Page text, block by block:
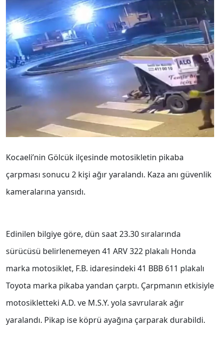
Kocaeli’nin Gölcük ilçesinde motosikletin pikaba
çarpması sonucu 2 kişi ağır yaralandı. Kaza anı güvenlik
kameralarına yansıdı.
Edinilen bilgiye göre, dün saat 23.30 sıralarında
sürücüsü belirlenemeyen 41 ARV 322 plakalı Honda
marka motosiklet, F.B. idaresindeki 41 BBB 611 plakalı
Toyota marka pikaba yandan çarptı. Çarpmanın etkisiyle
motosikletteki A.D. ve M.S.Y. yola savrularak ağır
yaralandı. Pikap ise köprü ayağına çarparak durabildi.